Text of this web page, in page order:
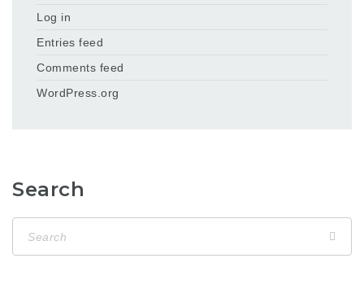
Log in
Entries feed
Comments feed
WordPress.org
Search